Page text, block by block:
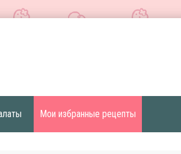
Мои избранные рецепты